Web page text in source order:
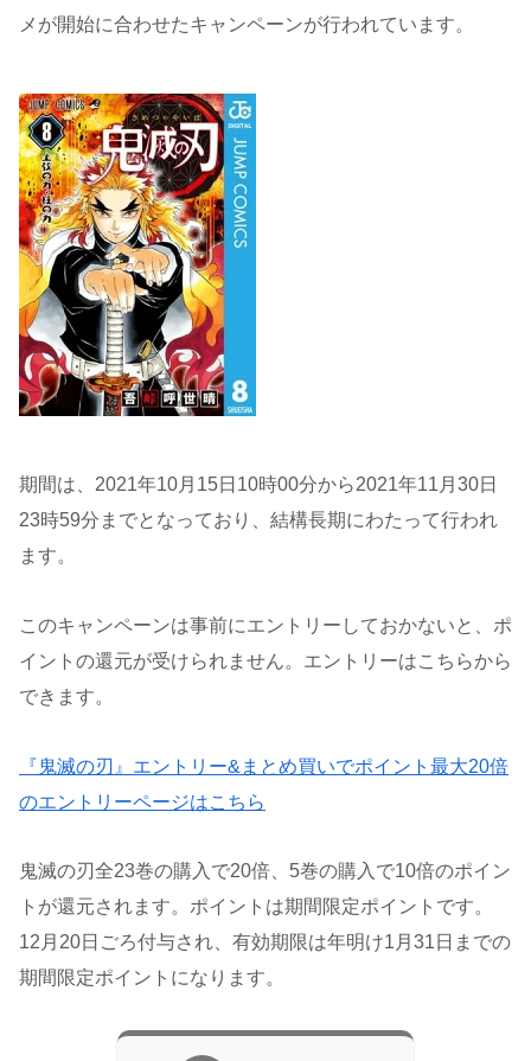
メが開始に合わせたキャンペーンが行われています。
期間は、2021年10月15日10時00分から2021年11月30日
23時59分までとなっており、結構長期にわたって行われ
ます。
このキャンペーンは事前にエントリーしておかないと、ポ
イントの還元が受けられません。エントリーはこちらから
できます。
『鬼滅の刃』エントリー&まとめ買いでポイント最大20倍
のエントリーページはこちら
鬼滅の刃全23巻の購入で20倍、5巻の購入で10倍のポイン
トが還元されます。ポイントは期間限定ポイントです。
12月20日ごろ付与され、有効期限は年明け1月31日までの
期間限定ポイントになります。